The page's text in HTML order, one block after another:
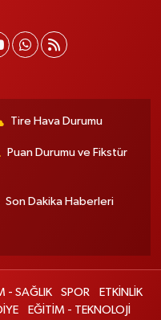
Tire Hava Durumu
Puan Durumu ve Fikstür
Son Dakika Haberleri
- SAĞLIK SPOR
ETKİNLİK
EĞİTİM - TEKNOLOJİ